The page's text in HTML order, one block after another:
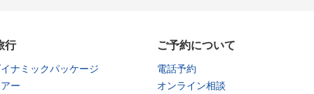
行
ナミックパッケージ
ー
ご予約について
電話予約
オンライン相談